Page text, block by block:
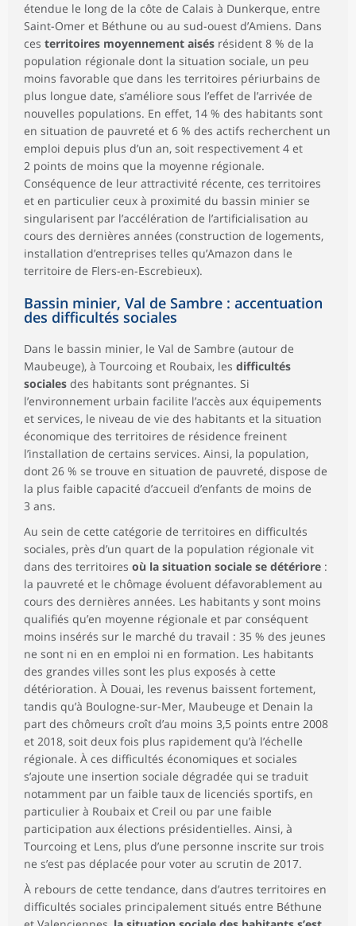
étendue le long de la côte de Calais à Dunkerque, entre
Saint-Omer et Béthune ou au sud-ouest d’Amiens. Dans
ces territoires moyennement aisés résident 8 % de la
population régionale dont la situation sociale, un peu
moins favorable que dans les territoires périurbains de
plus longue date, s’améliore sous l’effet de l’arrivée de
nouvelles populations. En effet, 14 % des habitants sont
en situation de pauvreté et 6 % des actifs recherchent un
emploi depuis plus d’un an, soit respectivement 4 et
2 points de moins que la moyenne régionale.
Conséquence de leur attractivité récente, ces territoires
et en particulier ceux à proximité du bassin minier se
singularisent par l’accélération de l’artificialisation au
cours des dernières années (construction de logements,
installation d’entreprises telles qu’Amazon dans le
territoire de Flers-en-Escrebieux).
Bassin minier, Val de Sambre : accentuation
des difficultés sociales
Dans le bassin minier, le Val de Sambre (autour de
Maubeuge), à Tourcoing et Roubaix, les difficultés
sociales des habitants sont prégnantes. Si
l’environnement urbain facilite l’accès aux équipements
et services, le niveau de vie des habitants et la situation
économique des territoires de résidence freinent
l’installation de certains services. Ainsi, la population,
dont 26 % se trouve en situation de pauvreté, dispose de
la plus faible capacité d’accueil d’enfants de moins de
3 ans.
Au sein de cette catégorie de territoires en difficultés
sociales, près d’un quart de la population régionale vit
dans des territoires où la situation sociale se détériore :
la pauvreté et le chômage évoluent défavorablement au
cours des dernières années. Les habitants y sont moins
qualifiés qu’en moyenne régionale et par conséquent
moins insérés sur le marché du travail : 35 % des jeunes
ne sont ni en en emploi ni en formation. Les habitants
des grandes villes sont les plus exposés à cette
détérioration. À Douai, les revenus baissent fortement,
tandis qu’à Boulogne-sur-Mer, Maubeuge et Denain la
part des chômeurs croît d’au moins 3,5 points entre 2008
et 2018, soit deux fois plus rapidement qu’à l’échelle
régionale. À ces difficultés économiques et sociales
s’ajoute une insertion sociale dégradée qui se traduit
notamment par un faible taux de licenciés sportifs, en
particulier à Roubaix et Creil ou par une faible
participation aux élections présidentielles. Ainsi, à
Tourcoing et Lens, plus d’une personne inscrite sur trois
ne s’est pas déplacée pour voter au scrutin de 2017.
À rebours de cette tendance, dans d’autres territoires en
difficultés sociales principalement situés entre Béthune